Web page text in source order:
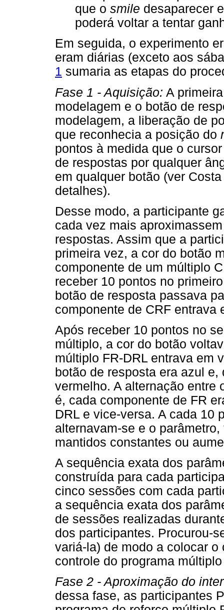
que o smile desaparecer
poderá voltar a tentar
Em seguida, o experimento
eram diárias (exceto aos
1 sumaria as etapas do
Fase 1 - Aquisição: A
modelagem e o botão de
modelagem, a liberação de
que reconhecia a posição do
pontos à medida que o
de respostas por qualquer
em qualquer botão (ver
detalhes).
Desse modo, a participante
cada vez mais
respostas. Assim que a
primeira vez, a cor do botão
componente de um múltiplo
receber 10 pontos no
botão de resposta passava
componente de CRF entrava
Após receber 10 pontos no
múltiplo, a cor do botão
múltiplo FR-DRL entrava em
botão de resposta era azul
vermelho. A alternação entre
é, cada componente de FR
DRL e vice-versa. A cada 10
alternavam-se e o
mantidos constantes ou
A sequência exata dos
construída para cada
cinco sessões com cada
a sequência exata dos
de sessões realizadas
dos participantes. Procurou-
variá-la) de modo a colocar
controle do programa
Fase 2 - Aproximação do
dessa fase, as participantes